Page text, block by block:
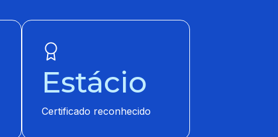
Estácio
Certificado reconhecido